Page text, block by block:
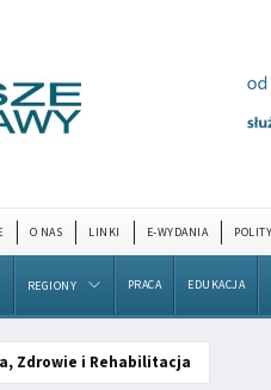
O NAS LINKI E-WYDANIA
REGIONY PRACA EDUKACJA
Zdrowie i Rehabilitacja